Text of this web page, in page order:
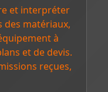
et interpréter
des matériaux,
à
et de devis.
reçues,